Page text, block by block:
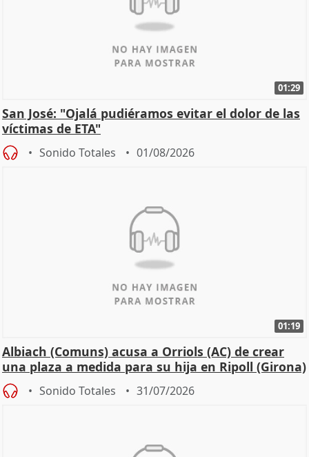
01:29
San José: "Ojalá pudiéramos evitar el dolor de las
víctimas de ETA"
Sonido Totales 01/08/2026
01:19
Albiach (Comuns) acusa a Orriols (AC) de crear
una plaza a medida para su hija en Ripoll (Girona)
Sonido Totales 31/07/2026